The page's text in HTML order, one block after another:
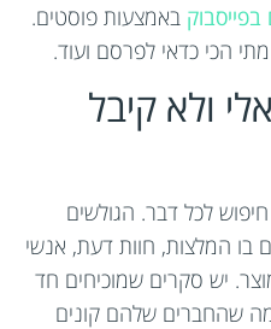
באמצעות פוסטים.
הכי כדאי לפרסם ועוד.
ולא קיבל
לכל דבר. הגולשים
המלצות, חוות דעת, אנשי
יש סקרים שמוכיחים חד
שהחברים שלהם קונים